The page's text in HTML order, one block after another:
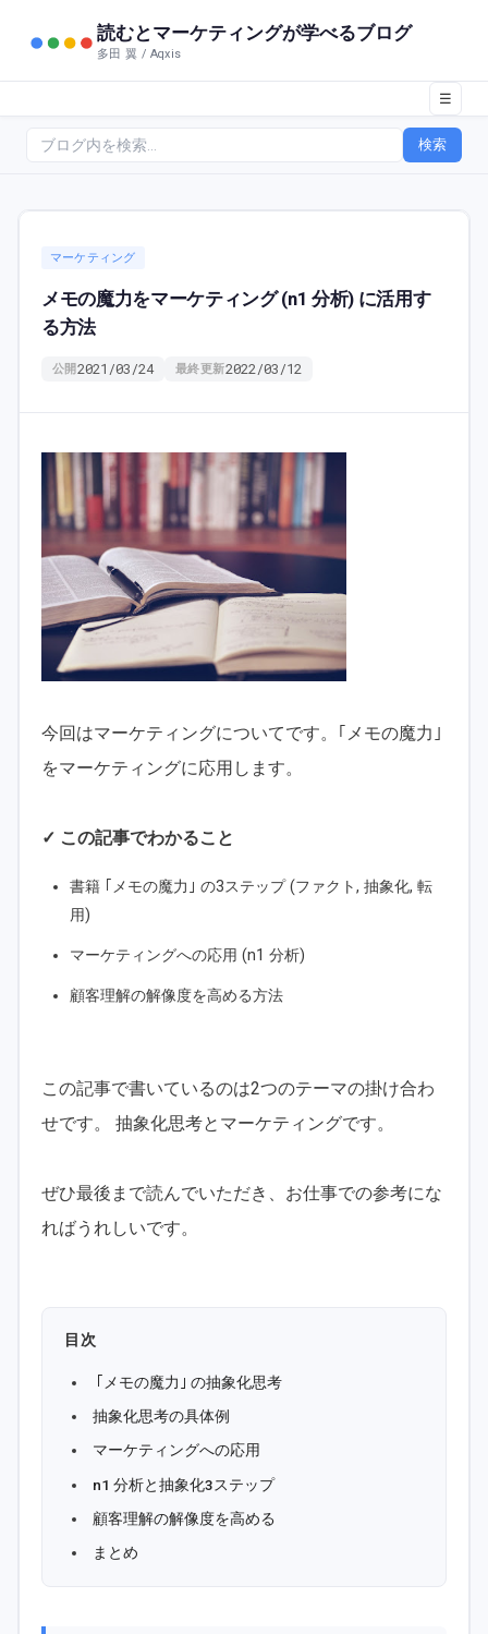
読むとマーケティングが学べるブログ
多田 翼 / Aqxis
☰
検索
マーケティング
メモの魔力をマーケティング (n1 分析) に活用す
る方法
公開2021/03/24 最終更新2022/03/12
今回はマーケティングについてです。｢メモの魔力｣
をマーケティングに応用します。
✓ この記事でわかること
書籍 ｢メモの魔力｣ の3ステップ (ファクト, 抽象化, 転
用)
マーケティングへの応用 (n1 分析)
顧客理解の解像度を高める方法
この記事で書いているのは2つのテーマの掛け合わ
せです。 抽象化思考とマーケティングです。
ぜひ最後まで読んでいただき、お仕事での参考にな
ればうれしいです。
目次
｢メモの魔力｣ の抽象化思考
抽象化思考の具体例
マーケティングへの応用
n1 分析と抽象化3ステップ
顧客理解の解像度を高める
まとめ